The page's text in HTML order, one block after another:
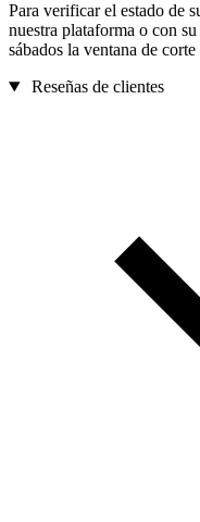
Para verificar el estado de
nuestra plataforma o con
sábados la ventana de
Reseñas de clientes